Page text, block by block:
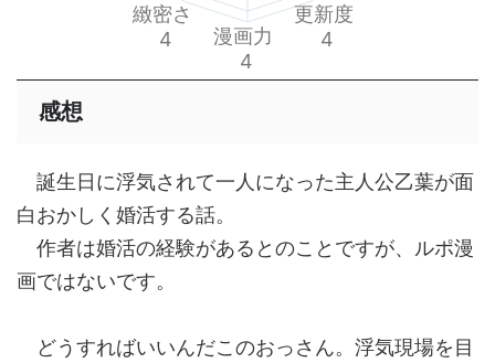
緻密さ
4
漫画力
4
更新度
4
感想
誕生日に浮気されて一人になった主人公乙葉が面
白おかしく婚活する話。
作者は婚活の経験があるとのことですが、ルポ漫
画ではないです。
どうすればいいんだこのおっさん。浮気現場を目